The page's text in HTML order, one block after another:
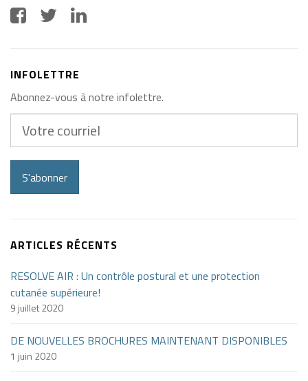
INFOLETTRE
Abonnez-vous à notre infolettre.
courriel
S'abonner
ARTICLES RÉCENTS
RESOLVE AIR : Un contrôle postural et une protection
cutanée supérieure!
9 juillet 2020
DE NOUVELLES BROCHURES MAINTENANT DISPONIBLES
1 juin 2020